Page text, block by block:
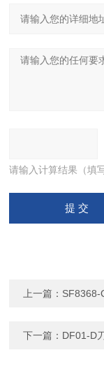
请输入计算结果（填
上一篇： SF8368-
下一篇： DF01-D